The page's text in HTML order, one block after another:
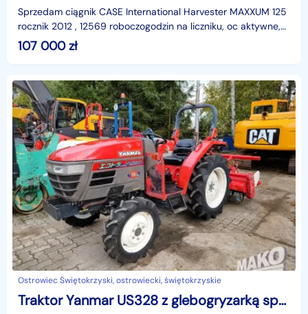
Sprzedam ciągnik CASE International Harvester MAXXUM 125
rocznik 2012 , 12569 roboczogodzin na liczniku, oc aktywne,
brak aktualnego przeglądu cena zawiera VAT
107 000zł
Ostrowiec Świętokrzyski, ostrowiecki, świętokrzyskie
Traktor Yanmar US328 z glebogryzarką sprawny ciągnik ogrodniczy sadowniczy